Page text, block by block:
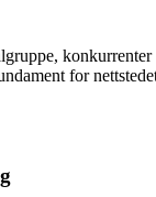
konkurrenter
for